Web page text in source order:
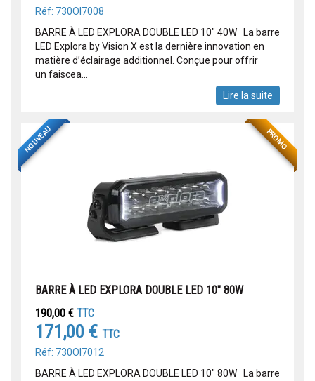
Réf: 730OI7008
BARRE À LED EXPLORA DOUBLE LED 10" 40W La barre
LED Explora by Vision X est la dernière innovation en
matière d’éclairage additionnel. Conçue pour offrir
un faiscea...
Lire la suite
PROMO
NOUVEAU
BARRE À LED EXPLORA DOUBLE LED 10" 80W
190,00 €TTC
171,00 € TTC
Réf: 730OI7012
BARRE À LED EXPLORA DOUBLE LED 10" 80W La barre